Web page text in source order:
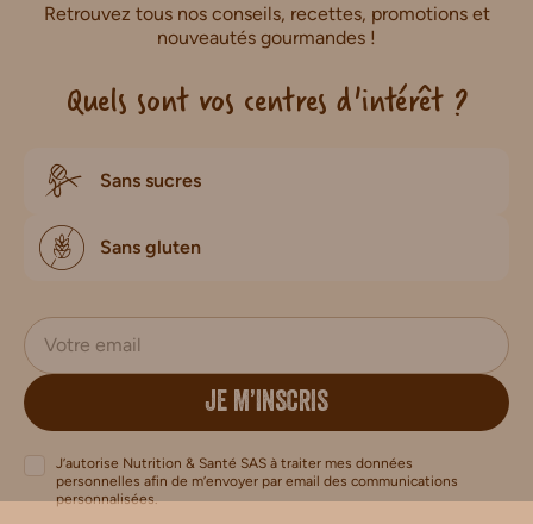
Retrouvez tous nos conseils, recettes, promotions et
nouveautés gourmandes !
Quels sont vos centres d'intérêt ?
Sans sucres
Sans gluten
JE M’INSCRIS
J’autorise Nutrition & Santé SAS à traiter mes données
personnelles afin de m’envoyer par email des communications
personnalisées.